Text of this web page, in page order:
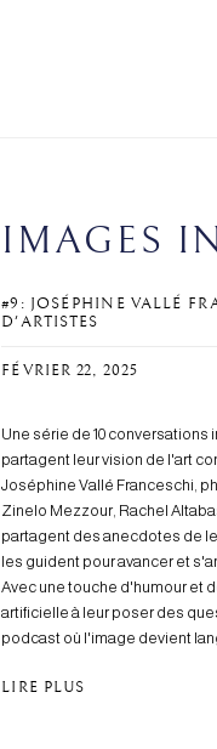
IMAGES
#9: JOSÉPHINE VALLÉ
D'ARTISTES
FÉVRIER 22, 2025
Une série de 10
partagent leur vision de l'art
Joséphine Vallé Franceschi,
Zinelo Mezzour, Rachel
partagent des anecdotes de
les guident pour avancer et
Avec une touche d'humour et
artificielle à leur poser des
podcast où l'image devient
LIRE PLUS